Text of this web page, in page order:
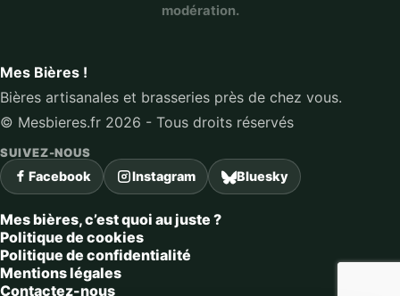
modération.
Mes Bières !
Bières artisanales et brasseries près de chez vous.
© Mesbieres.fr 2026 - Tous droits réservés
SUIVEZ-NOUS
Facebook Instagram Bluesky
Mes bières, c’est quoi au juste ?
Politique de cookies
Politique de confidentialité
Mentions légales
Contactez-nous